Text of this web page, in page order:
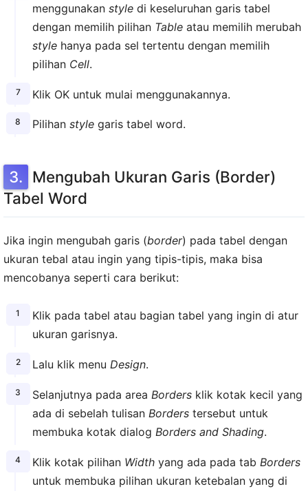
menggunakan styledi keseluruhan garis tabel
dengan memilih pilihan Tableatau memilih merubah
stylehanya pada sel tertentu dengan memilih
pilihan Cell.
Klik OK untuk mulai menggunakannya.
Pilihan style garis tabel word.
Mengubah Ukuran Garis (Border)
Tabel Word
Jika ingin mengubah garis (border) pada tabel dengan
ukuran tebal atau ingin yang tipis-tipis, maka bisa
mencobanya seperti cara berikut:
Klik pada tabel atau bagian tabel yang ingin di atur
ukuran garisnya.
Lalu klik menu Design.
Selanjutnya pada area Bordersklik kotak kecil yang
ada di sebelah tulisan Borderstersebut untuk
membuka kotak dialog Borders and Shading.
Klik kotak pilihan Widthyang ada pada tab Borders
untuk membuka pilihan ukuran ketebalan yang di